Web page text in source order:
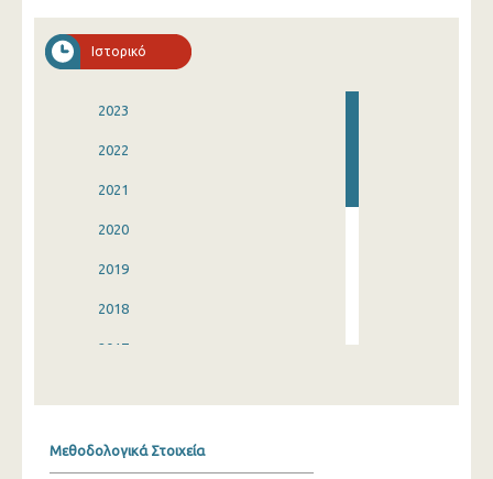
Ιστορικό
2023
2022
2021
2020
2019
2018
2017
Μεθοδολογικά Στοιχεία